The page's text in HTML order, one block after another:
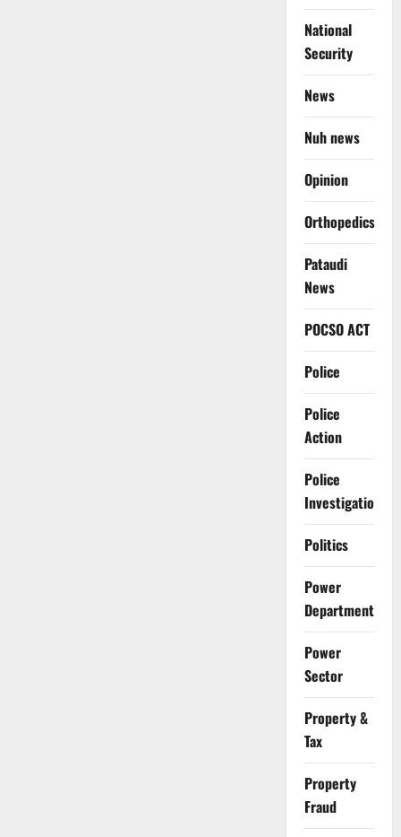
National
Security
News
Nuh news
Opinion
Orthopedics
Pataudi
News
POCSO ACT
Police
Police
Action
Police
Investigation
Politics
Power
Department
Power
Sector
Property &
Tax
Property
Fraud